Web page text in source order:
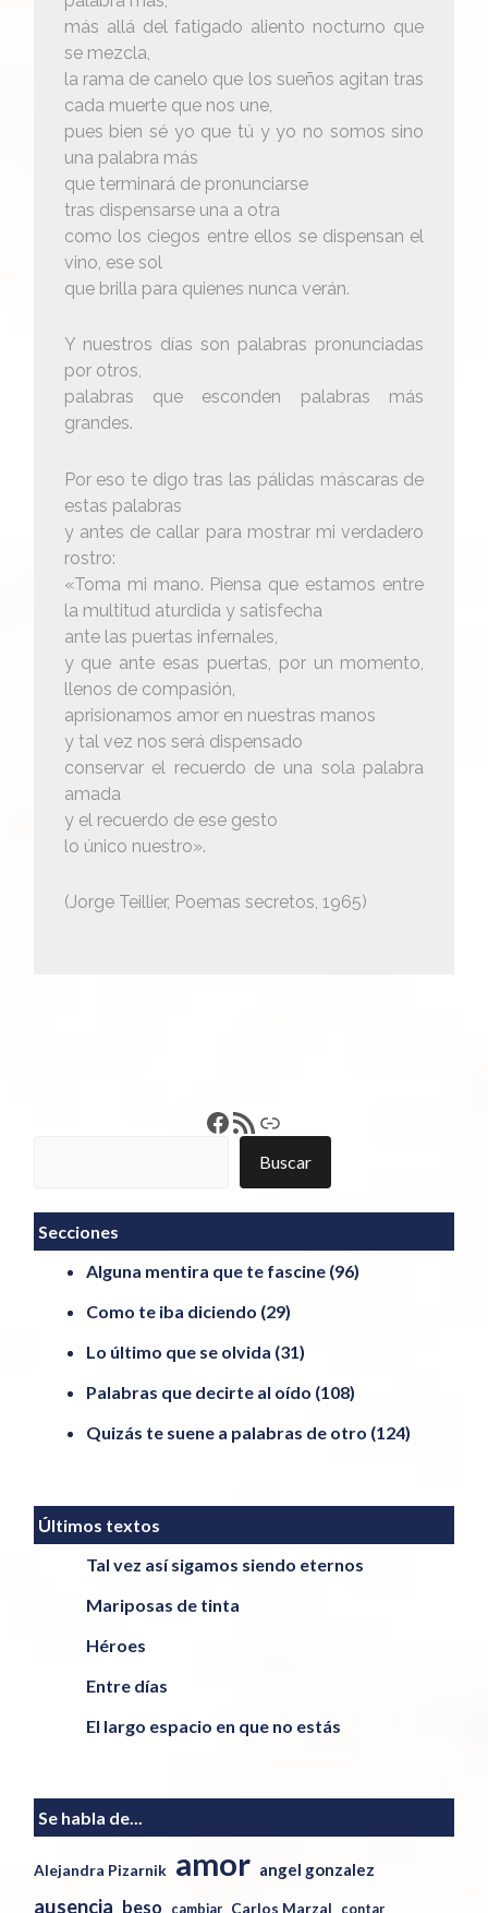
más allá del fatigado aliento nocturno que
se mezcla,
la rama de canelo que los sueños agitan tras
cada muerte que nos une,
pues bien sé yo que tú y yo no somos sino
una palabra más
que terminará de pronunciarse
tras dispensarse una a otra
como los ciegos entre ellos se dispensan el
vino, ese sol
que brilla para quienes nunca verán.
Y nuestros días son palabras pronunciadas
por otros,
palabras que esconden palabras más
grandes.
Por eso te digo tras las pálidas máscaras de
estas palabras
y antes de callar para mostrar mi verdadero
rostro:
«Toma mi mano. Piensa que estamos entre
la multitud aturdida y satisfecha
ante las puertas infernales,
y que ante esas puertas, por un momento,
llenos de compasión,
aprisionamos amor en nuestras manos
y tal vez nos será dispensado
conservar el recuerdo de una sola palabra
amada
y el recuerdo de ese gesto
lo único nuestro».
(Jorge Teillier, Poemas secretos, 1965)
Francisco Pérez
Feed RSSEnlace
Buscar
Secciones
Alguna mentira que te fascine (96)
Como te iba diciendo (29)
Lo último que se olvida (31)
Palabras que decirte al oído (108)
Quizás te suene a palabras de otro (124)
Últimos textos
Tal vez así sigamos siendo eternos
Mariposas de tinta
Héroes
Entre días
El largo espacio en que no estás
Se habla de...
Alejandra Pizarnik amor angel gonzalez
ausencia beso cambiar Carlos Marzal contar